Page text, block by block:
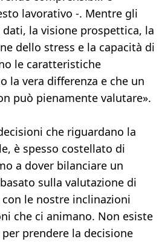
lavorativo -. Mentre gli
la visione prospettica, la
dello stress e la capacità di
le caratteristiche
la vera differenza e che un
può pienamente valutare».
che riguardano la
è spesso costellato di
a dover bilanciare un
sulla valutazione di
le nostre inclinazioni
che ci animano. Non esiste
prendere la decisione